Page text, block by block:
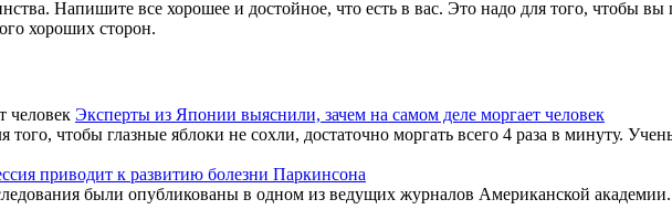
Напишите все хорошее и достойное, что есть в вас. Это надо для того, чтобы
хороших сторон.
Эксперты из Японии выяснили, зачем на самом деле моргает человек
чтобы глазные яблоки не сохли, достаточно моргать всего 4 раза в минуту.
приводит к развитию болезни Паркинсона
были опубликованы в одном из ведущих журналов Американской